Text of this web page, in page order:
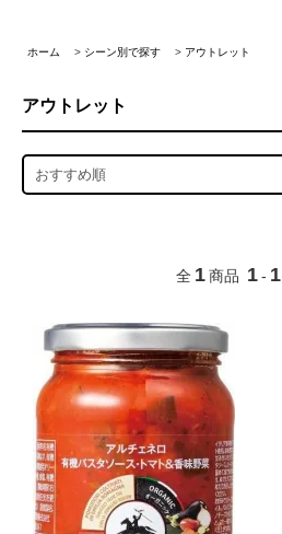
ホーム > シーン別で探す > アウトレット
アウトレット
全 1 商品 1 - 1